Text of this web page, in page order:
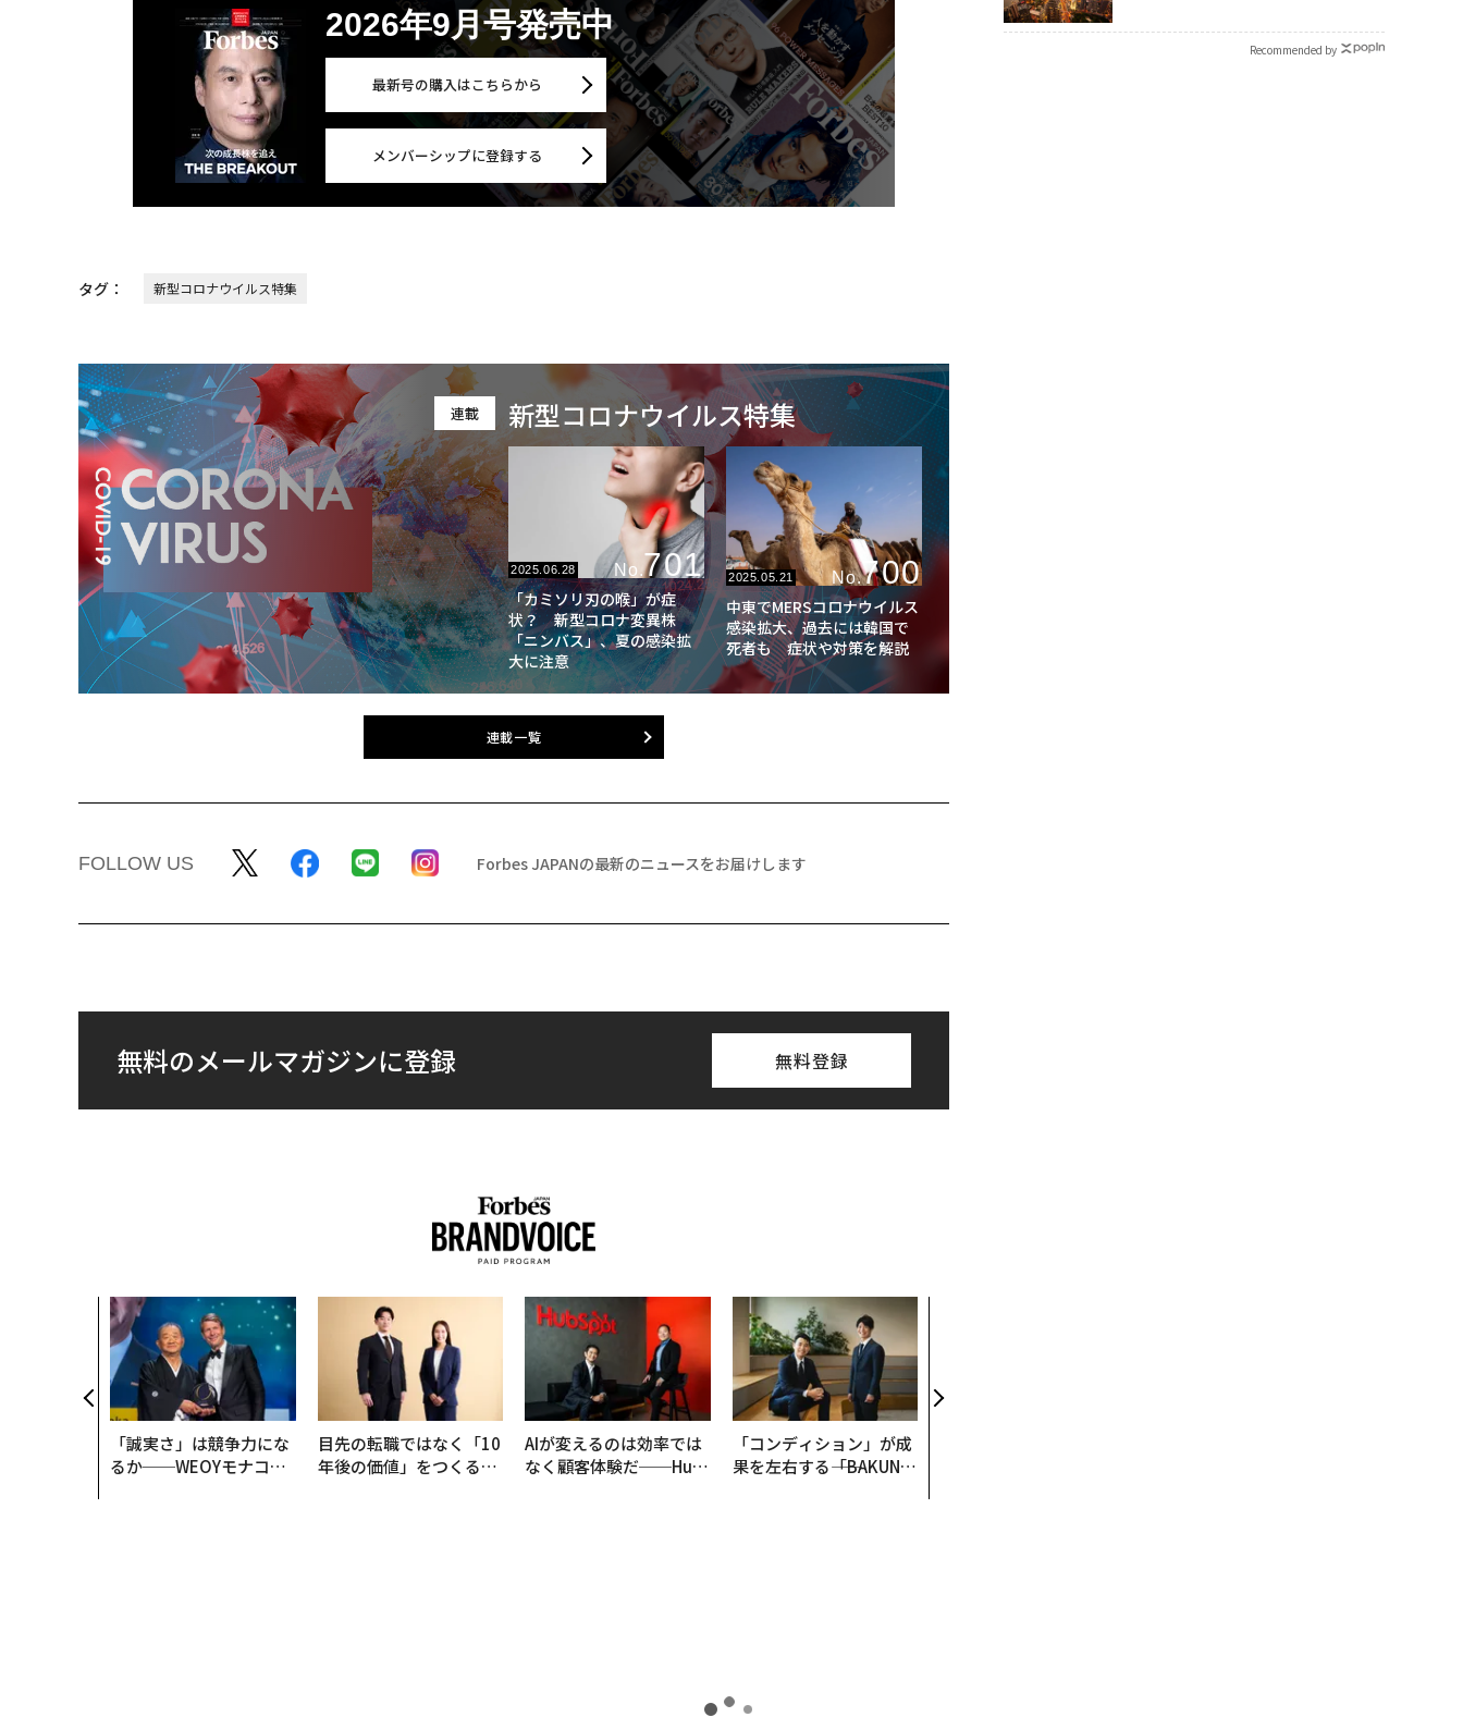
2026年9月号発売中
最新号の購入はこちらから
メンバーシップに登録する
タグ： 新型コロナウイルス特集
連載 新型コロナウイルス特集
2025.06.28 No.701
「カミソリ刃の喉」が症
状？ 新型コロナ変異株
「ニンバス」、夏の感染拡
大に注意
2025.05.21 No.700
中東でMERSコロナウイルス
感染拡大、過去には韓国で
死者も 症状や対策を解説
連載一覧
FOLLOW US Forbes JAPANの最新のニュースをお届けします
無料のメールマガジンに登録 無料登録
「誠実さ」は競争力にな
るか──WEOYモナコで
目先の転職ではなく「10
年後の価値」をつくる─
AIが変えるのは効率では
なく顧客体験だ──Hub
「コンディション」が成
果を左右する――「BAKUN
を徹底する理由
Recommended by